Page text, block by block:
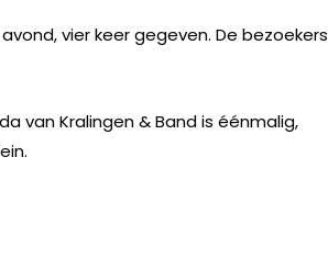
vier keer gegeven. De bezoekers
van Kralingen & Band is éénmalig,